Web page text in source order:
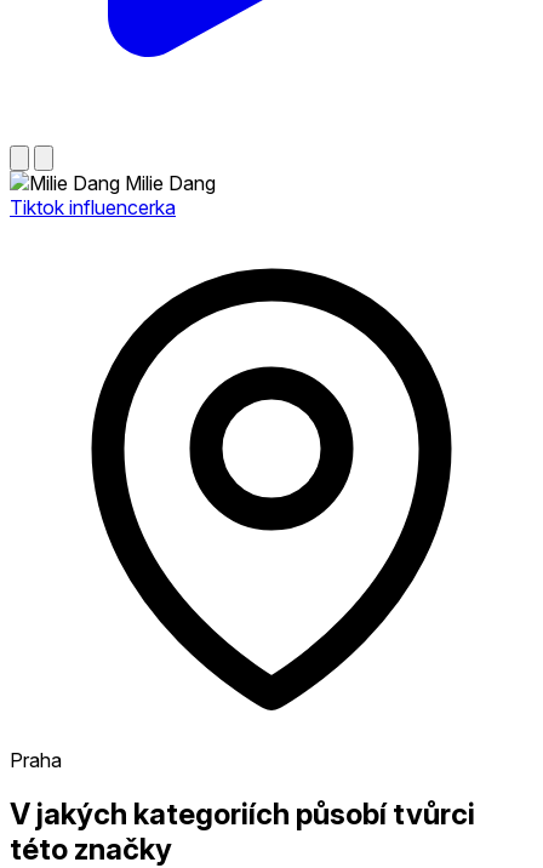
Milie Dang
Tiktok influencerka
Praha
V jakých kategoriích působí tvůrci
této značky